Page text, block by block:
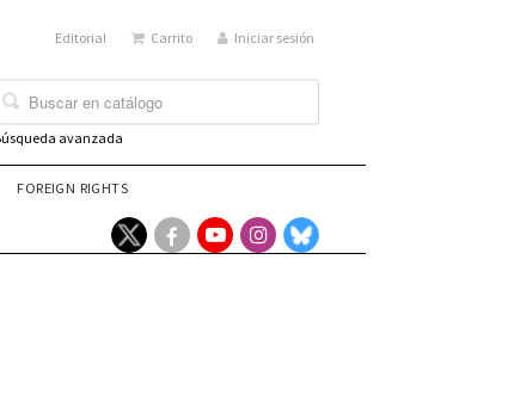
Editorial Carrito Iniciar sesión
avanzada
FOREIGN RIGHTS